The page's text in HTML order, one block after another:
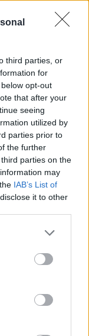
third parties, or
for
opt-out
that after your
seeing
utilized by
parties prior to
the further
parties on the
may
IAB’s List of
it to other
or more Google
may click to
party tags to
in below Google
του
από το
Vibrio